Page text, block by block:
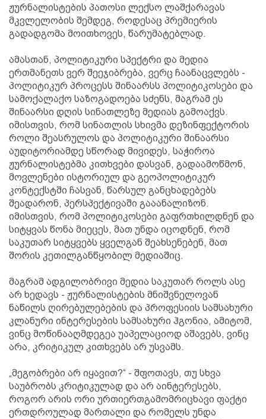
ჟურნალისტების პათოსი ლექსო ლაშქარავას
მკვლელობის შემდეგ, როდესაც პრემიერის
გადადგომა მოითხოვეს, წარუმატებლად.
ამასთან, პოლიტიკური სპექტრი და მედია
ერთმანეთს ვერ შეეჯიბრება, ვერც ჩაანაცვლებს -
პოლიტიკურ პროცესს შინაარსს პოლიტიკოსები და
სამოქალაქო საზოგადოება სძენს, მაგრამ ეს
შინაარსი დღის სინათლეზე მედიას გამოაქვს.
იმისთვის, რომ სინათლის სხივმა დეზინფექტორის
როლი შეასრულოს და პოლიტიკური შინაარსი
აუდიტორიამდე სწორად მივიდეს, საჭიროა
ჟურნალისტებმა კითხვები დასვან, გადაამოწმონ,
მოვლენები ისტორიულ და გეოპოლიტიკურ
კონტექსტში ჩასვან, წარსულ განცხადებებს
შეადარონ, პერსპექტივაში გააანალიზონ.
იმისთვის, რომ პოლიტიკოსები გაფრთხილდნენ და
სიტყვას წონა მიეცეს, მათ უნდა იცოდნენ, რომ
საკუთარ სიტყვებს ყველგან შეახსენებენ, მათ
შორის კეთილგანწყობილ მედიაშიც.
მაგრამ ადგილობრივი მედია საკუთარ როლს ასე
არ ხედავს - ჟურნალისტების მნიშვნელოვან
ნაწილს ღირებულებების და პროფესიის სამსახური
კლანური ინტერესების სამსახური ჰგონია, ამიტომ,
ვინც მოწინააღმდეგეა უაპელაციოდ აშავებს, ვინც
არა, კრიტიკულ კითხვებს არ უსვამს.
„მეგობრები არ იყავით?“ - შფოთავს, თუ სხვა
საუბრობს კრიტიკულად და არ აინტერესებს,
როგორ არის ორი ურთიერთგამომრიცხავი ფაქტი
ერთდროულად მართალი და რომელს უნდა